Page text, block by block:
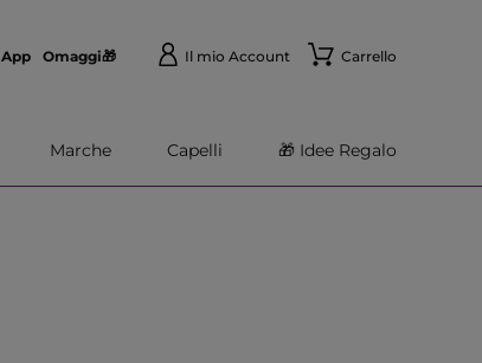
App Omaggi🎁 Il mio Account Carrello
Marche Capelli 🎁 Idee Regalo